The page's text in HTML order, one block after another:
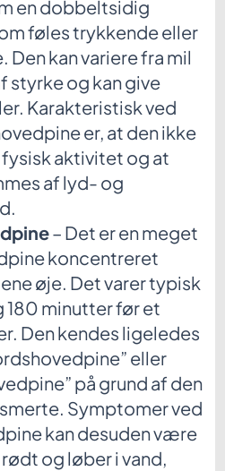
en dobbeltsidig
føles trykkende eller
Den kan variere fra mil
styrke og kan give
Karakteristisk ved
er, at den ikke
aktivitet og at
af lyd- og
– Det er en meget
koncentreret
øje. Det varer typisk
180 minutter før et
Den kendes ligeledes
eller
på grund af den
Symptomer ved
kan desuden være
og løber i vand,